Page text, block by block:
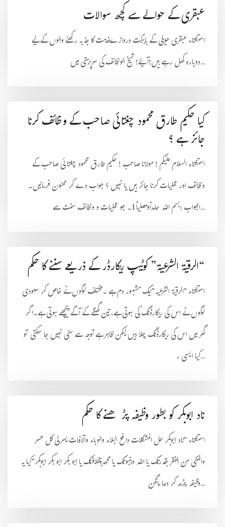
عبقری کے حوالے سے کچھ سوالات
استفتاء عبقری حویلی کے بابرکت دروازےخدمت کا جذبہ رکھنے والوں کے لیے
دوبارہ کھل رہے ہیں!آیئے! شیخ الوظائف کی سرپرستی میں...
کیا حکیم طارق محمود چغتائی صاحب کے وظائف کرنا
جائز ہے ؟
استفتاء السلام علیکم ! مولانا صاحب ! حکیم طارق محمود چغتا ئی صاحب کے
وظائف اور عملیات کرنا جائز ہیں یا نہیں ؟ جواب دے کر ممنون فرمائیں۔
الجواب :بسم اللہ حامداًومصلیاً 1۔ جو عملیات و وظائف سنت سے...
“الرقیۃ الشرعیۃ” کوٹیپ ریکارڈر کے ذریعے سننے کا حکم
استفتاء "الرقیۃ الشرعیہ"ایک مشہور دم ہے ۔مختلف لوگوں نے خاص کر سعودی
لوگوں نے اس کی ریکارڈنگ کی ہوتی ہے، تین گھنٹے کے آگے پیچھے ہوتی ہے۔اگر
گھر میں اس کی ریکارڈنگ چلا دیں لیکن ظاہر ہے توجہ سے سنی نہیں جا سکتی تو
کیا ایسی ر...
ناد ابوبکر کو بطور وظیفہ پڑھنے کا حکم
استفتاء "ناد ابوبكر حل المشكلات دافع البلاء والوباء والآفات يسر لى كل عسر
واغننى من الفقر بقدرتك يا الله وبنبوتك يا محمدوبخلافتك يا ابو بكر ابو بكر ابوبكر"کیا یہ
وظیفہ پڑھ کر دعا مانگن...